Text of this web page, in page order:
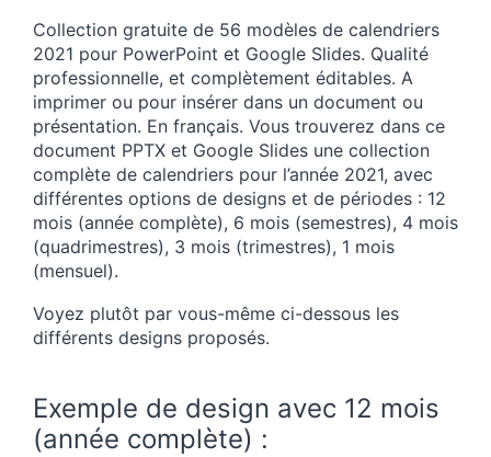
Collection gratuite de 56 modèles de calendriers
2021 pour PowerPoint et Google Slides. Qualité
professionnelle, et complètement éditables. A
imprimer ou pour insérer dans un document ou
présentation. En français. Vous trouverez dans ce
document PPTX et Google Slides une collection
complète de calendriers pour l’année 2021, avec
différentes options de designs et de périodes : 12
mois (année complète), 6 mois (semestres), 4 mois
(quadrimestres), 3 mois (trimestres), 1 mois
(mensuel).
Voyez plutôt par vous-même ci-dessous les
différents designs proposés.
Exemple de design avec 12 mois
(année complète) :